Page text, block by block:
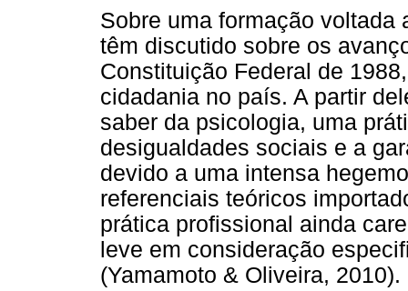
Sobre uma formação
têm discutido sobre os
Constituição Federal de
cidadania no país. A partir
saber da psicologia, uma
desigualdades sociais e a
devido a uma intensa
referenciais teóricos
prática profissional ainda
leve em consideração
(Yamamoto & Oliveira, 2010).